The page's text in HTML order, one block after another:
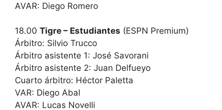
AVAR: Diego Romero
18.00 Tigre – Estudiantes (ESPN Premium)
Árbitro: Silvio Trucco
Árbitro asistente 1: José Savorani
Árbitro asistente 2: Juan Delfueyo
Cuarto árbitro: Héctor Paletta
VAR: Diego Abal
AVAR: Lucas Novelli